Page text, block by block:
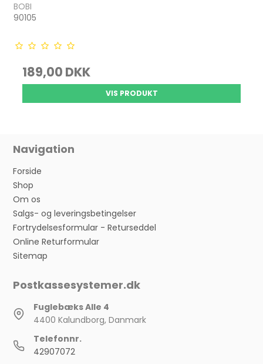
BOBI
90105
189,00 DKK
VIS PRODUKT
Navigation
Forside
Shop
Om os
Salgs- og leveringsbetingelser
Fortrydelsesformular - Returseddel
Online Returformular
Sitemap
Postkassesystemer.dk
Fuglebæks Alle 4
4400 Kalundborg, Danmark
Telefonnr.
42907072